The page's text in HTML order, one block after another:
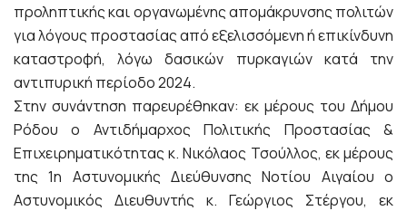
προληπτικής και οργανωμένης απομάκρυνσης πολιτών
για λόγους προστασίας από εξελισσόμενη ή επικίνδυνη
καταστροφή, λόγω δασικών πυρκαγιών κατά την
αντιπυρική περίοδο 2024.
Στην συνάντηση παρευρέθηκαν: εκ μέρους του Δήμου
Ρόδου ο Αντιδήμαρχος Πολιτικής Προστασίας &
Επιχειρηματικότητας κ. Νικόλαος Τσούλλος, εκ μέρους
της 1η Αστυνομικής Διεύθυνσης Νοτίου Αιγαίου ο
Αστυνομικός Διευθυντής κ. Γεώργιος Στέργου, εκ